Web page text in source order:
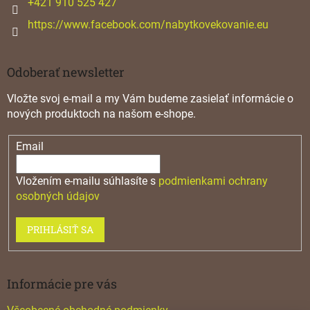
s
u
https://www.facebook.com/nabytkovekovanie.eu
Odoberať newsletter
Vložte svoj e-mail a my Vám budeme zasielať informácie o
nových produktoch na našom e-shope.
Email
Vložením e-mailu súhlasíte s podmienkami ochrany
osobných údajov
PRIHLÁSIŤ SA
Informácie pre vás